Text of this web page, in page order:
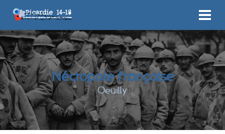
Nécropole française
Oeuilly